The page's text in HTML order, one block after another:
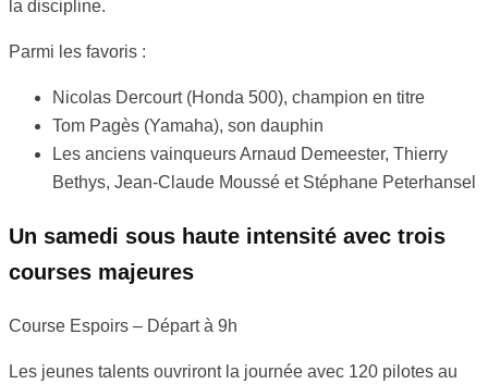
la discipline.
Parmi les favoris :
Nicolas Dercourt (Honda 500), champion en titre
Tom Pagès (Yamaha), son dauphin
Les anciens vainqueurs Arnaud Demeester, Thierry
Bethys, Jean-Claude Moussé et Stéphane Peterhansel
Un samedi sous haute intensité avec trois
courses majeures
Course Espoirs – Départ à 9h
Les jeunes talents ouvriront la journée avec 120 pilotes au